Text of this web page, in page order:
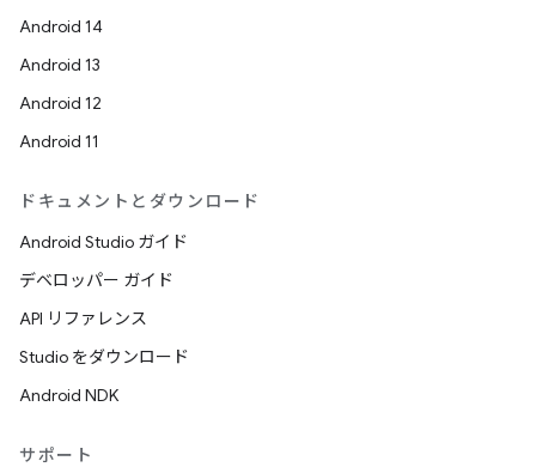
Android 14
Android 13
Android 12
Android 11
ドキュメントとダウンロード
Android Studio ガイド
デベロッパー ガイド
API リファレンス
Studio をダウンロード
Android NDK
サポート